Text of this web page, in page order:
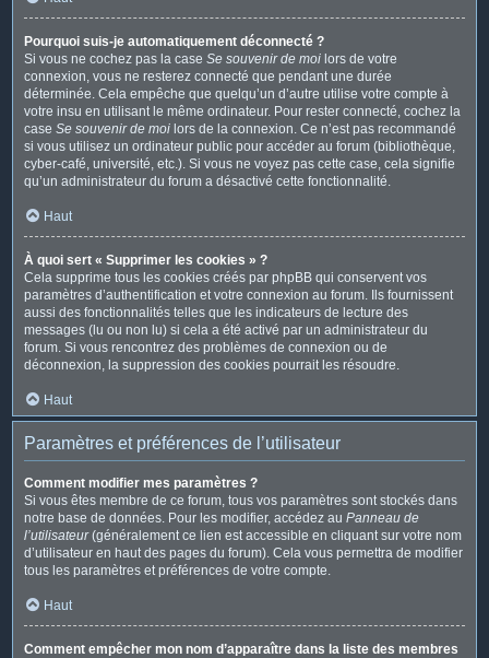
Pourquoi suis-je automatiquement déconnecté ?
Si vous ne cochez pas la case Se souvenir de moi lors de votre
connexion, vous ne resterez connecté que pendant une durée
déterminée. Cela empêche que quelqu’un d’autre utilise votre compte à
votre insu en utilisant le même ordinateur. Pour rester connecté, cochez la
case Se souvenir de moi lors de la connexion. Ce n’est pas recommandé
si vous utilisez un ordinateur public pour accéder au forum (bibliothèque,
cyber-café, université, etc.). Si vous ne voyez pas cette case, cela signifie
qu’un administrateur du forum a désactivé cette fonctionnalité.
Haut
À quoi sert « Supprimer les cookies » ?
Cela supprime tous les cookies créés par phpBB qui conservent vos
paramètres d’authentification et votre connexion au forum. Ils fournissent
aussi des fonctionnalités telles que les indicateurs de lecture des
messages (lu ou non lu) si cela a été activé par un administrateur du
forum. Si vous rencontrez des problèmes de connexion ou de
déconnexion, la suppression des cookies pourrait les résoudre.
Haut
Paramètres et préférences de l’utilisateur
Comment modifier mes paramètres ?
Si vous êtes membre de ce forum, tous vos paramètres sont stockés dans
notre base de données. Pour les modifier, accédez au Panneau de
l’utilisateur(généralement ce lien est accessible en cliquant sur votre nom
d’utilisateur en haut des pages du forum). Cela vous permettra de modifier
tous les paramètres et préférences de votre compte.
Haut
Comment empêcher mon nom d’apparaître dans la liste des membres